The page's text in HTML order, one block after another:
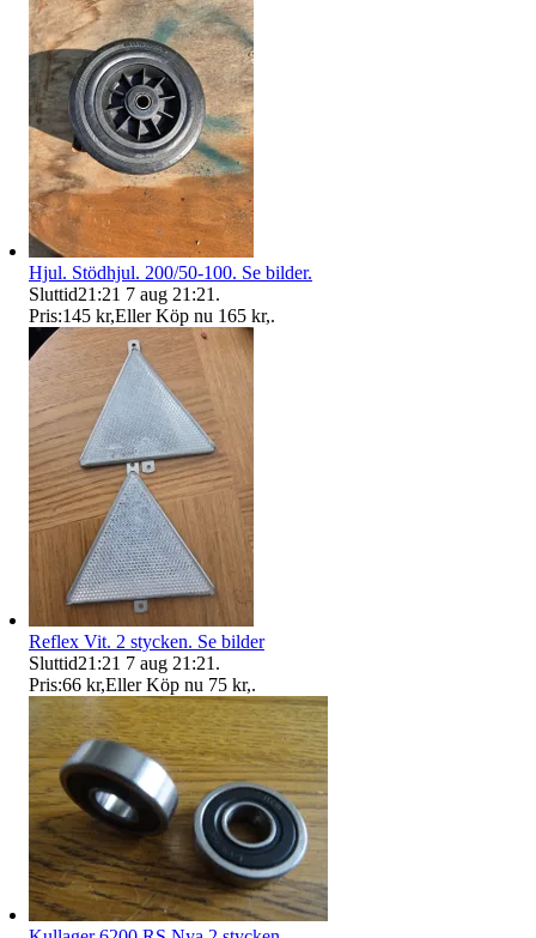
Hjul. Stödhjul. 200/50-100. Se bilder.
Sluttid21:21 7 aug 21:21 .
Pris:145 kr,Eller Köp nu 165 kr,.
Reflex Vit. 2 stycken. Se bilder
Sluttid21:21 7 aug 21:21 .
Pris:66 kr,Eller Köp nu 75 kr,.